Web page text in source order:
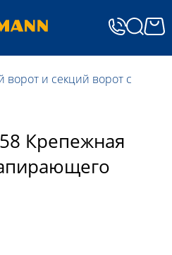
ворот и секций ворот с
Крепежная